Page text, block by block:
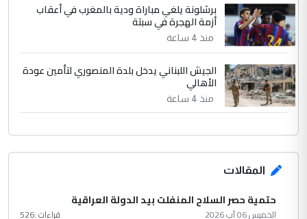
برشلونة يلغي مباراة ودية بالمغرب في أعقاب
أزمة الهجرة في سبتة
منذ 4 ساعة
الجيش اللبناني يدخل بلدة المنصوري لتأمين عودة
الأهالي
منذ 4 ساعة
المقالات
حتمية حصر السلاح المنفلت بيد الدولة العراقية
الخميس 06 آب 2026 قراءات :526